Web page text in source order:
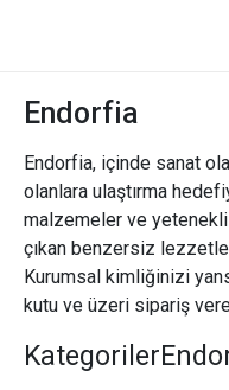
Endorfia
Endorfia, içinde sanat
olanlara ulaştırma
malzemeler ve
çıkan benzersiz
Kurumsal kimliğinizi
kutu ve üzeri sipariş
Kategoriler